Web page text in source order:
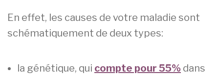
En effet, les causes de votre maladie sont
schématiquement de deux types:
la génétique, qui compte pour 55% dans